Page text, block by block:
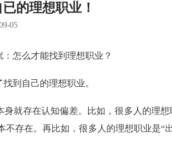
的理想职业！
05
怎么才能找到理想职业？
到自己的理想职业。
就存在认知偏差。比如，很多人的理想
存在。再比如，很多人的理想职业是“